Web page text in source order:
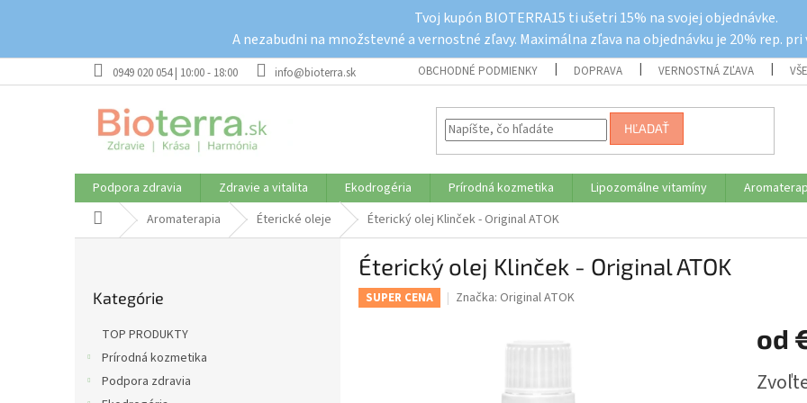
Tvoj kupón BIOTERRA15 ti ušetri 15% na svojej objednávke.
A nezabudni na množstevné a vernostné zľavy. Maximálna zľava na objednávku je 20% rep. pri
0949 020 054 | 10:00 - 18:00 info@bioterra.sk OBCHODNÉ PODMIENKY DOPRAVA VERNOSTNÁ ZĽAVA
HĽADAŤ
Podpora zdravia Zdravie a vitalita Ekodrogéria Prírodná kozmetika Lipozomálne vitamíny
DomovAromaterapia Éterické oleje Éterický olej Klinček - Original ATOK
kategórie
Kategórie
TOP PRODUKTY
Prírodná kozmetika
Podpora zdravia
Éterický olej Klinček - Original ATOK
SUPER CENA Značka: Original ATOK
od
cena: